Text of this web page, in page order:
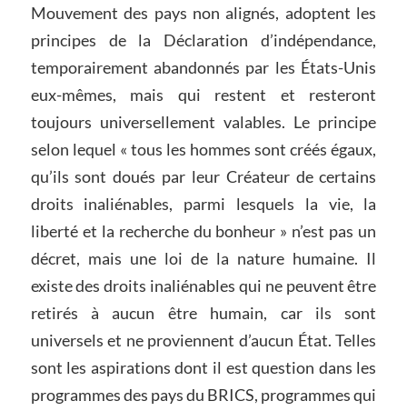
Mouvement des pays non alignés, adoptent les
principes de la Déclaration d’indépendance,
temporairement abandonnés par les États-Unis
eux-mêmes, mais qui restent et resteront
toujours universellement valables. Le principe
selon lequel « tous les hommes sont créés égaux,
qu’ils sont doués par leur Créateur de certains
droits inaliénables, parmi lesquels la vie, la
liberté et la recherche du bonheur » n’est pas un
décret, mais une loi de la nature humaine. Il
existe des droits inaliénables qui ne peuvent être
retirés à aucun être humain, car ils sont
universels et ne proviennent d’aucun État. Telles
sont les aspirations dont il est question dans les
programmes des pays du BRICS, programmes qui